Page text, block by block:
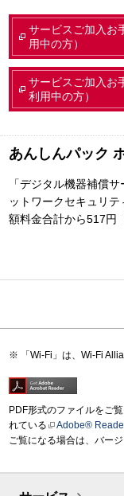
サービスご加入お
用中の方）
サービスご加入お
利用中の方）
あんしんパック
「デジタル機器補償
ットワークセキュリ
額料金合計から517円
「Wi-Fi」は、Wi-Fi
PDF形式のファイルをご
れている
Adobe®
ご覧になる場合は、バー